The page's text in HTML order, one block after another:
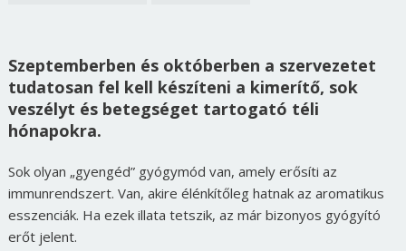
Szeptemberben és októberben a szervezetet
tudatosan fel kell készíteni a kimerítő, sok
veszélyt és betegséget tartogató téli
hónapokra.
Sok olyan „gyengéd” gyógymód van, amely erősíti az
immunrendszert. Van, akire élénkítőleg hatnak az aromatikus
esszenciák. Ha ezek illata tetszik, az már bizonyos gyógyító
erőt jelent.